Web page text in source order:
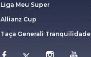
Liga Meu Super
Allianz Cup
Taça Generali Tranquilidade